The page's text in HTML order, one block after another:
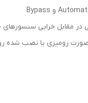
مقابل خرابی سنسورهای
صورت رومیزی یا نصب شده